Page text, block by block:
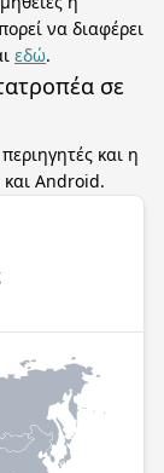
να διαφέρει
εδώ.
σε
και η
και Android.